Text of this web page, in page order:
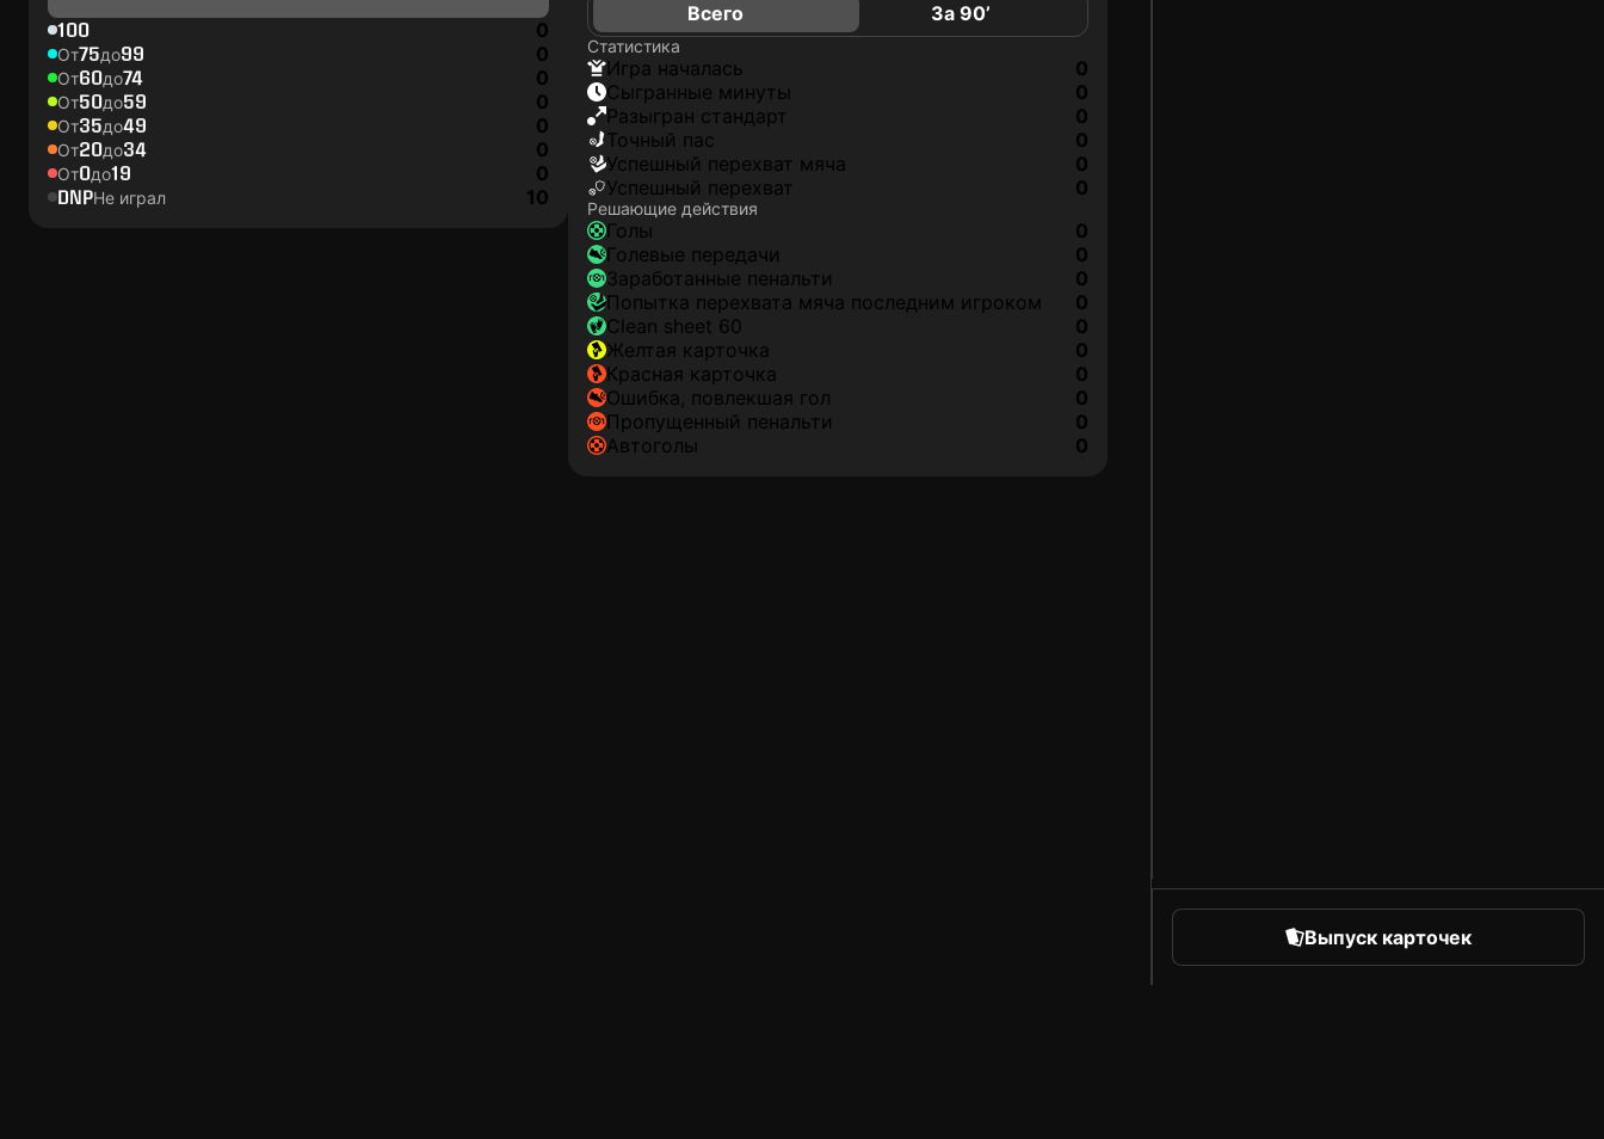
100 0
От75до99 0
От60до74 0
От50до59 0
От35до49 0
От20до34 0
От0до19 0
DNPНе играл 10
Всего За 90’
Статистика
игра началась
0
сыгранные минуты
0
разыгран стандарт
0
точный пас
0
успешный перехват мяча
0
успешный перехват
0
Решающие действия
голы
0
голевые передачи
0
заработанные пенальти
0
попытка перехвата мяча последним игроком
0
clean sheet 60
0
желтая карточка
0
красная карточка
0
ошибка, повлекшая гол
0
пропущенный пенальти
0
автоголы
0
Выпуск карточек